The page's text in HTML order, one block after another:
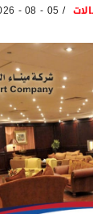
05 - 08 - 2026